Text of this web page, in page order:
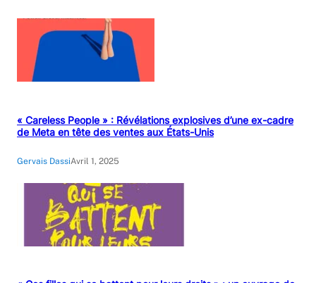
« Careless People » : Révélations explosives d’une ex-cadre
de Meta en tête des ventes aux États-Unis
Gervais DassiAvril 1, 2025